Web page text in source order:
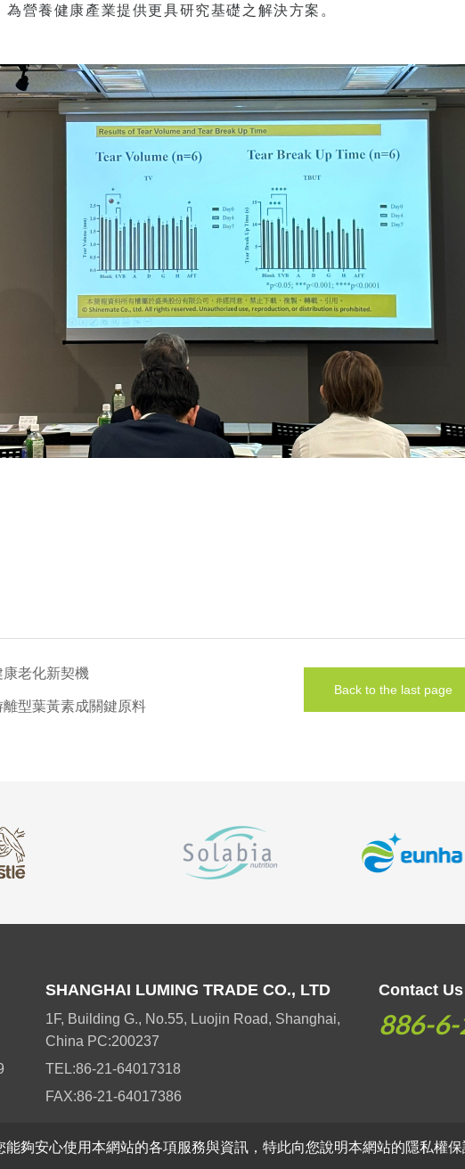
夠安心使用本網站的各項服務與資訊，特此向您說明本網站的隱私權
營養健康產業提供更具研究基礎之解決方案。
老化新契機
型葉黃素成關鍵原料
Back to the last page
SHANGHAI LUMING TRADE CO., LTD
1F, Building G., No.55, Luojin Road, Shanghai,
China PC:200237
TEL:86-21-64017318
FAX:86-21-64017386
Contact Us
886-